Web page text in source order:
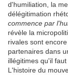
d'humiliation, la
délégitimation
commence par
révèle la
rivales sont
partenaires dans
illégitimes qu'il
L'histoire du